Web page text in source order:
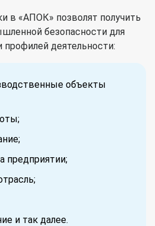
в «АПОК» позволят получить
безопасности для
деятельности:
объекты
предприятии;
и так далее.